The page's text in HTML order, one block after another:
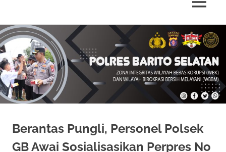
Skip
to
content
MENU
Berantas Pungli, Personel Polsek
GB Awai Sosialisasikan Perpres No